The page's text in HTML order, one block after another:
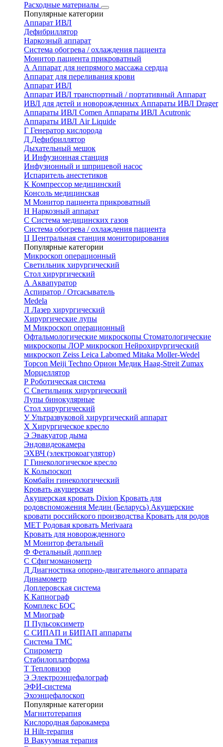
Расходные материалы
Популярные категории
Аппарат ИВЛ
Дефибриллятор
Наркозный аппарат
Система обогрева / охлаждения пациента
Монитор пациента прикроватный
А Аппарат для непрямого массажа сердца
Аппарат для переливания крови
Аппарат ИВЛ
Аппарат ИВЛ транспортный / портативный Аппарат
ИВЛ для детей и новорожденных Аппараты ИВЛ Drager
Аппараты ИВЛ Comen Аппараты ИВЛ Acutronic
Аппараты ИВЛ Air Liquide
Г Генератор кислорода
Д Дефибриллятор
Дыхательный мешок
И Инфузионная станция
Инфузионный и шприцевой насос
Испаритель анестетиков
К Компрессор медицинский
Консоль медицинская
М Монитор пациента прикроватный
Н Наркозный аппарат
С Система медицинских газов
Система обогрева / охлаждения пациента
Ц Центральная станция мониторирования
Популярные категории
Микроскоп операционный
Светильник хирургический
Стол хирургический
А Аквапуратор
Аспиратор / Отсасыватель
Medela
Л Лазер хирургический
Хирургические лупы
М Микроскоп операционный
Офтальмологические микроскопы Стоматологические
микроскопы ЛОР микроскоп Нейрохирургический
микроскоп Zeiss Leica Labomed Mitaka Moller-Wedel
Topcon Meiji Techno Орион Медик Haag-Streit Zumax
Морцеллятор
Р Роботическая система
С Светильник хирургический
Лупы бинокулярные
Стол хирургический
УУльтразвуковой хирургический аппарат
Х Хирургическое кресло
Э Эвакуатор дыма
Эндовидеокамера
ЭХВЧ (электрокоагулятор)
Г Гинекологическое кресло
К Кольпоскоп
Комбайн гинекологический
Кровать акушерская
Акушерская кровать Dixion Кровать для
родовспоможения Медин (Беларусь) Акушерские
кровати российского производства Кровать для родов
МЕТ Родовая кровать Merivaara
Кровать для новорожденного
М Монитор фетальный
Ф Фетальный допплер
C Cфигмоманометр
Д Диагностика опорно-двигательного аппарата
Динамометр
Доплеровская система
К Капнограф
Комплекс БОС
М Миограф
П Пульсоксиметр
С СИПАП и БИПАП аппараты
Система ТМС
Спирометр
Стабилоплатформа
Т Тепловизор
Э Электроэнцефалограф
ЭФИ-система
Эхоэнцефалоскоп
Популярные категории
Магнитотерапия
Кислородная барокамера
H Hilt-терапия
В Вакуумная терапия